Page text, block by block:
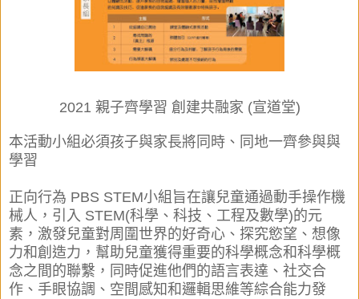
2021 親子齊學習 創建共融家 (宣道堂)
本活動小組必須孩子與家長將同時、同地一齊參與與
學習
正向行為 PBS STEM小組旨在讓兒童通過動手操作機
械人，引入 STEM(科學、科技、工程及數學)的元
素，激發兒童對周圍世界的好奇心、探究慾望、想像
力和創造力，幫助兒童獲得重要的科學概念和科學概
念之間的聯繫，同時促進他們的語言表達、社交合
作、手眼協調、空間感知和邏輯思維等綜合能力發